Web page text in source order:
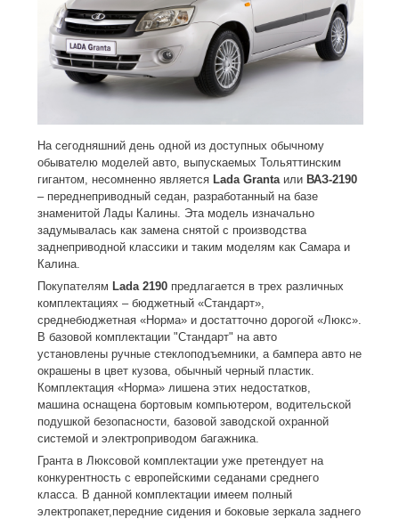
На сегодняшний день одной из доступных обычному
обывателю моделей авто, выпускаемых Тольяттинским
гигантом, несомненно является Lada Granta илиВАЗ-2190
– переднеприводный седан, разработанный на базе
знаменитой Лады Калины. Эта модель изначально
задумывалась как замена снятой с производства
заднеприводной классики и таким моделям как Самара и
Калина.
ПокупателямLada 2190 предлагается в трех различных
комплектациях – бюджетный «Стандарт»,
среднебюджетная «Норма» и достатточно дорогой «Люкс».
В базовой комплектации "Стандарт" на авто
установлены ручные стеклоподъемники, а бампера авто не
окрашены в цвет кузова, обычный черный пластик.
Комплектация «Норма» лишена этих недостатков,
машина оснащена бортовым компьютером, водительской
подушкой безопасности, базовой заводской охранной
системой и электроприводом багажника.
Гранта в Люксовой комплектации уже претендует на
конкурентность с европейскими седанами среднего
класса. В данной комплектации имеем полный
электропакет,передние сидения и боковые зеркала заднего